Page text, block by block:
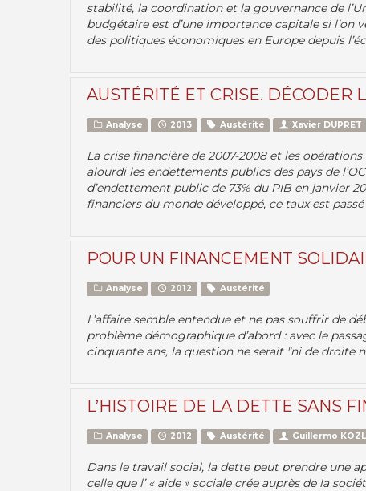
stabilité, la coordination et la gouvernance de
budgétaire est d’une importance capitale si l’on
des politiques économiques en Europe depuis
AUSTÉRITÉ ET CRISE. DÉCODER
Analyse 2013 Austérité Xavier DUPRET
La crise financière de 2007-2008 et les
alourdi les endettements publics des pays de
d’endettement public de 73% du PIB en janvier
financiers du monde développé, ce taux est passé
POUR UN FINANCEMENT
Analyse 2012 Austérité
L’affaire semble entendue et ne pas souffrir de
problème démographique d’abord : avec le
cinquante ans, la question ne serait "ni de droite
L’HISTOIRE DE LA DETTE SANS
Analyse 2012 Austérité Guillermo
Dans le travail social, la dette peut prendre une
celle que l’ « aide » sociale crée auprès de la